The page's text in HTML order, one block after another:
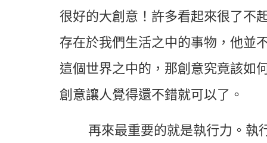
很好的大創意！許多看起來很了不
存在於我們生活之中的事物，他並
這個世界之中的，那創意究竟該如
創意讓人覺得還不錯就可以了。
再來最重要的就是執行力。執